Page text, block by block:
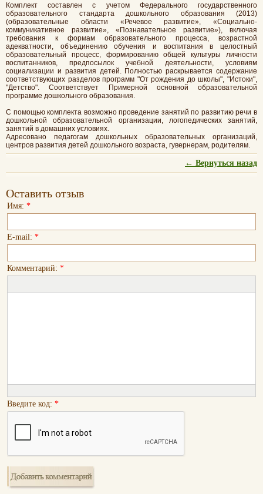
Комплект составлен с учетом Федерального государственного
образовательного стандарта дошкольного образования (2013)
(образовательные области «Речевое развитие», «Социально-
коммуникативное развитие», «Познавательное развитие»), включая
требования к формам образовательного процесса, возрастной
адекватности, объединению обучения и воспитания в целостный
образовательный процесс, формированию общей культуры личности
воспитанников, предпосылок учебной деятельности, условиям
социализации и развития детей. Полностью раскрывается содержание
соответствующих разделов программ "От рождения до школы", "Истоки",
"Детство". Соответствует Примерной основной образовательной
программе дошкольного образования.
С помощью комплекта возможно проведение занятий по развитию речи в
дошкольной образовательной организации, логопедических занятий,
занятий в домашних условиях.
Адресовано педагогам дошкольных образовательных организаций,
центров развития детей дошкольного возраста, гувернерам, родителям.
← Вернуться назад
Оставить отзыв
Имя: *
E-mail: *
Комментарий: *
Введите код: *